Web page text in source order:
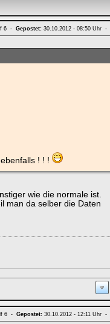
6 - Gepostet: 30.10.2012 - 08:50 Uhr -
! ! !
wie die normale ist.
man da selber die Daten
6 - Gepostet: 30.10.2012 - 12:11 Uhr -